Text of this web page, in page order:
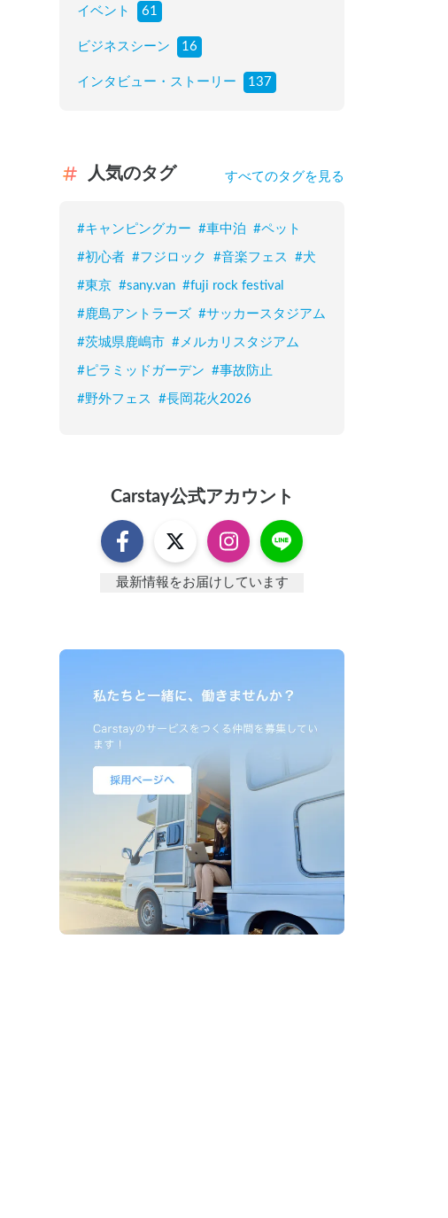
イベント 61
ビジネスシーン 16
インタビュー・ストーリー 137
人気のタグ すべてのタグを見る
#キャンピングカー #車中泊 #ペット
#初心者 #フジロック #音楽フェス #犬
#東京 #sany.van #fuji rock festival
#鹿島アントラーズ #サッカースタジアム
#茨城県鹿嶋市 #メルカリスタジアム
#ピラミッドガーデン #事故防止
#野外フェス #長岡花火2026
Carstay公式アカウント
最新情報をお届けしています